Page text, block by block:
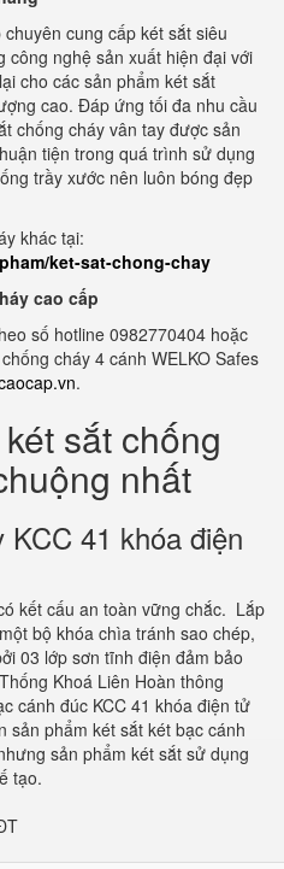
cung cấp két sắt siêu
công nghệ sản xuất hiện đại với
cho các sản phẩm két sắt
cao. Đáp ứng tối đa nhu cầu
chống cháy vân tay được sản
tiện trong quá trình sử dụng
trầy xước nên luôn bóng đẹp
khác tại:
ket-sat-chong-chay
cao cấp
số hotline 0982770404 hoặc
cháy 4 cánh WELKO Safes
.
sắt chống
nhất
KCC 41 khóa điện
kết cấu an toàn vững chắc. Lắp
bộ khóa chìa tránh sao chép,
03 lớp sơn tĩnh điện đảm bảo
Khoá Liên Hoàn thông
cánh đúc KCC 41 khóa điện tử
sản phẩm két sắt két bạc cánh
sản phẩm két sắt sử dụng
tạo.